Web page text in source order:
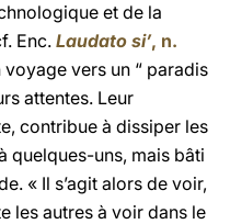
et de la
Enc. Laudato si’, n.
vers un “ paradis
attentes. Leur
contribue à dissiper les
quelques-uns, mais bâti
« Il s’agit alors de voir,
les autres à voir dans le